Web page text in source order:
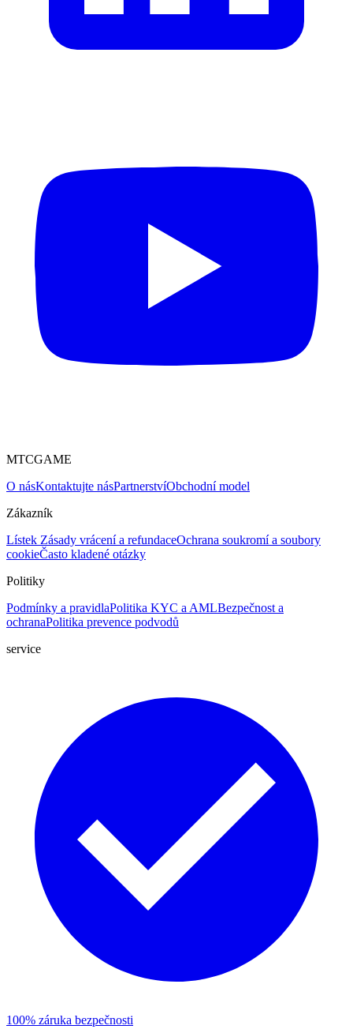
MTCGAME
O násKontaktujte násPartnerstvíObchodní model
Zákazník
Lístek Zásady vrácení a refundaceOchrana soukromí a soubory
cookieČasto kladené otázky
Politiky
Podmínky a pravidlaPolitika KYC a AMLBezpečnost a
ochranaPolitika prevence podvodů
service
100% záruka bezpečnosti